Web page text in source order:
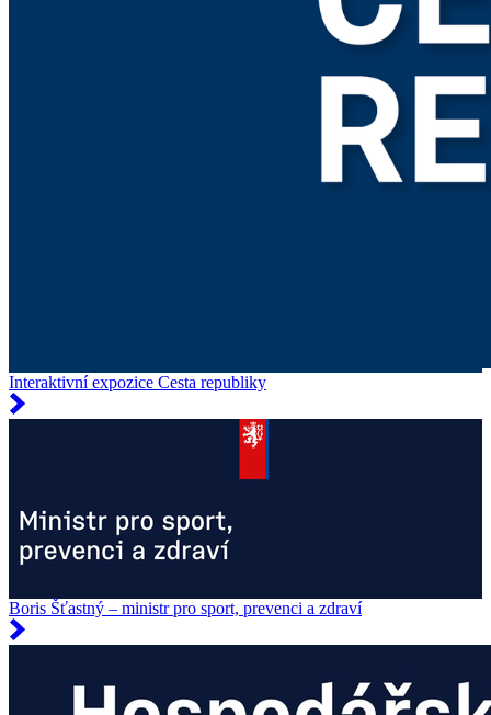
Interaktivní expozice Cesta republiky
Boris Šťastný – ministr pro sport, prevenci a zdraví